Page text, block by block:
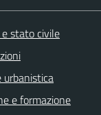
stato civile
urbanistica
e formazione